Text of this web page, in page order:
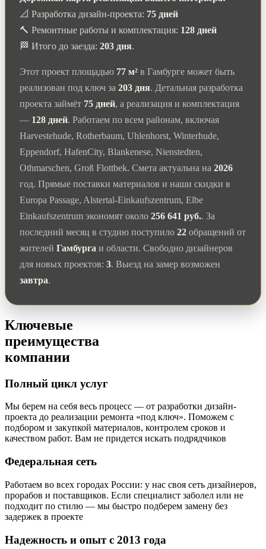
📐 Разработка дизайн-проекта: 75 дней
🔨 Ремонтные работы и комплектация: 128 дней
🏁 Итого до заезда: 203 дня.
Этот проект площадью 77 м² в Гамбурге может быть
реализован под ключ за 203 дня. Детальная разработка
проекта займёт 75 дней, а реализация и комплектация
— 128 дней. Работаем по всем районам, включая
Harvestehude, Rotherbaum, Uhlenhorst, Winterhude,
Eppendorf, HafenCity, Blankenese, Nienstedten,
Othmarschen, Groß Flottbek. Смета актуальна на 2026
год. Прямые поставки материалов и наши скидки в
Europa Passage, Alstertal-Einkaufszentrum, Elbe
Einkaufszentrum экономят около 256 641 руб.. За
последний месяц в студию поступило 22 обращений от
жителей Гамбурга и области. Свободно дизайнеров
для новых проектов: 3. Выезд на замер возможен
завтра.
Ключевые
преимущества
компании
Полный цикл услуг
Мы берем на себя весь процесс — от разработки дизайн-
проекта до реализации ремонта «под ключ». Поможем с
подбором и закупкой материалов, контролем сроков и
качеством работ. Вам не придется искать подрядчиков
Федеральная сеть
Работаем во всех городах России: у нас своя сеть дизайнеров,
прорабов и поставщиков. Если специалист заболел или не
подходит по стилю — мы быстро подберем замену без
задержек в проекте
Надежность и опыт с 2013 года